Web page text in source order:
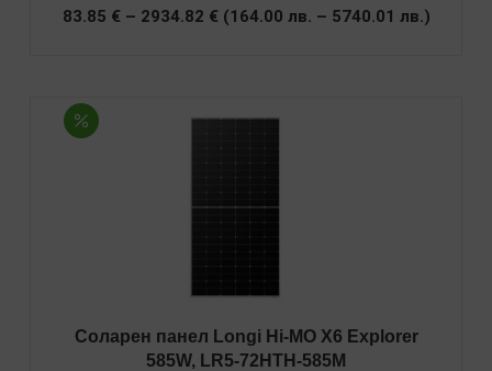
83.85 € – 2934.82 €Price
(164.00 лв. – 5740.01 лв.)
Соларен панел Longi Hi-MO X6 Explorer
585W, LR5-72HTH-585M